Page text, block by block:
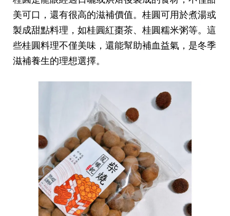
美可口，還有很高的滋補價值。桂圓可用於煮湯或
製成甜點料理，如桂圓紅棗茶、桂圓糯米粥等。這
些桂圓料理不僅美味，還能幫助補血益氣，是冬季
滋補養生的理想選擇。